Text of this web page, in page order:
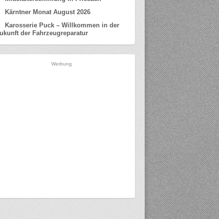
Kärntner Monat August 2026
Karosserie Puck – Willkommen in der
der Fahrzeugreparatur
Werbung